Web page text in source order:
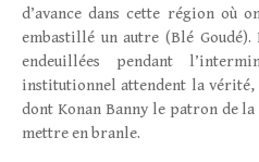
d’avance dans cette région où
embastillé un autre (Blé
endeuillées pendant
institutionnel attendent la
dont Konan Banny le patron de
mettre en branle.